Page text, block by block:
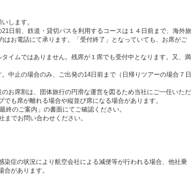
します。
日前、鉄道・貸切バスを利用するコースは１４日前まで、海外旅
お電話にて承ります。「受付終了」となっていても、お席がご
イムではありません。残席が１席でも受付中となります。又、満
中止の場合のみ、ご出発の14日前まで（日帰りツアーの場合７日
お席割は、団体旅行の円滑な運営を図るため当社にご一任いただ
も席が離れる場合や縦並び席になる場合があります。
のご案内」の書面にてご確認ください。
でお問い合わせください。
症の状況により航空会社による減便等が行われる場合、他社乗
があります。